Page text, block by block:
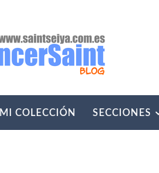
MI COLECCIÓN SECCIONES